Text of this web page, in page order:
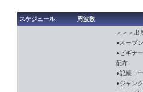
スケジュール 周波数
＞＞＞出
●オープ
●ビギナ
配布
●記帳コ
●ジャン